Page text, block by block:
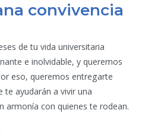
convivencia
de tu vida universitaria
e inolvidable, y queremos
eso, queremos entregarte
te ayudarán a vivir una
armonía con quienes te rodean.